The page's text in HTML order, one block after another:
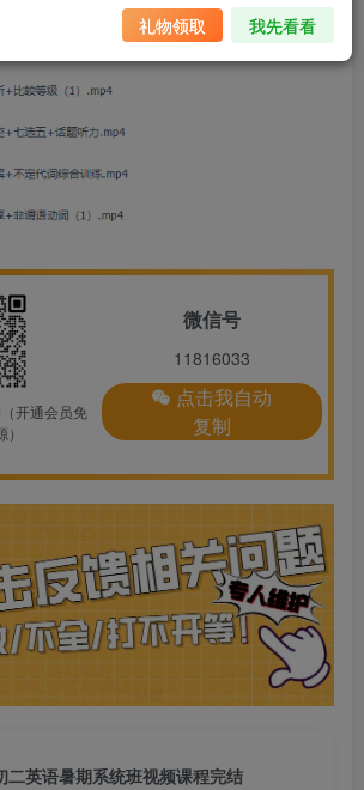
开通会员免
微信号
11816033
点击我自动
复制
二英语暑期系统班视频课程完结
礼物领取 我先看看